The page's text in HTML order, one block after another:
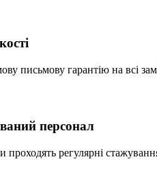
письмову гарантію на всі
персонал
проходять регулярні